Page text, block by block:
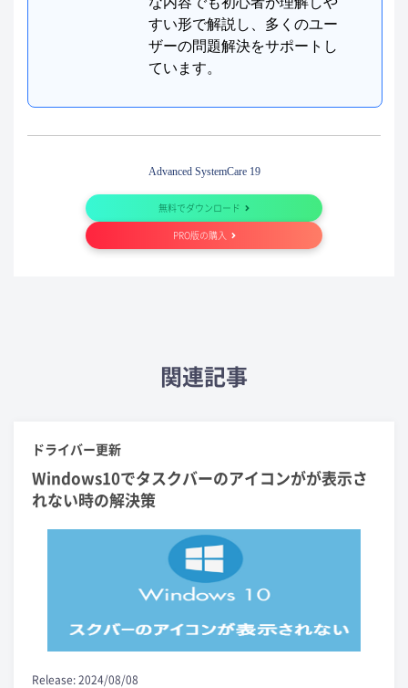
すい形で解説し、多くのユー
ザーの問題解決をサポートし
ています。
Advanced SystemCare 19
無料でダウンロード
PRO版の購入
関連記事
ドライバー更新
Windows10でタスクバーのアイコンがが表示さ
れない時の解決策
Release: 2024/08/08